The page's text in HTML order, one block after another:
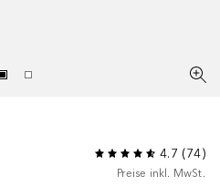
4.7 (74)
Preise inkl. MwSt.